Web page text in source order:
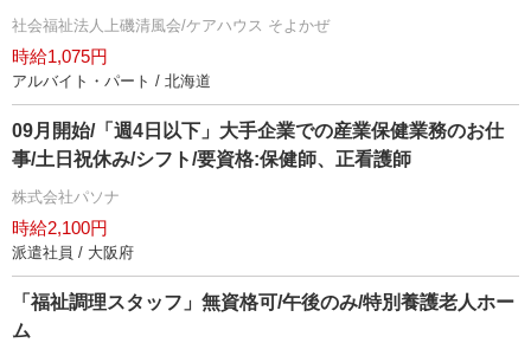
社会福祉法人上磯清風会/ケアハウス そよかぜ
時給1,075円
アルバイト・パート / 北海道
09月開始/「週4日以下」大手企業での産業保健業務のお仕
事/土日祝休み/シフト/要資格:保健師、正看護師
株式会社パソナ
時給2,100円
派遣社員 / 大阪府
「福祉調理スタッフ」無資格可/午後のみ/特別養護老人ホー
ム